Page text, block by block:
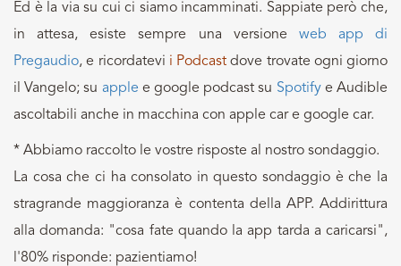
Ed è la via su cui ci siamo incamminati. Sappiate però che,
in attesa, esiste sempre una versione web app di
Pregaudio, e ricordatevi i Podcast dove trovate ogni giorno
il Vangelo; su apple e google podcast su Spotifye Audible
ascoltabili anche in macchina con apple car e google car.
* Abbiamo raccolto le vostre risposte al nostro sondaggio.
La cosa che ci ha consolato in questo sondaggio è che la
stragrande maggioranza è contenta della APP. Addirittura
alla domanda: "cosa fate quando la app tarda a caricarsi",
l'80% risponde: pazientiamo!